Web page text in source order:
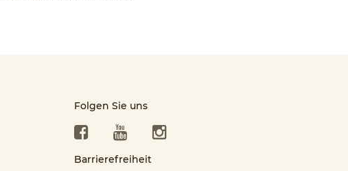
Folgen Sie uns
Facebook YouTubeInstagram
Barrierefreiheit